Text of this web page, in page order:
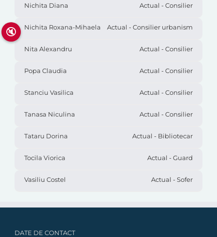
Nichita Diana Actual - Consilier
Nichita Roxana-Mihaela Actual - Consilier urbanism
Nita Alexandru Actual - Consilier
Popa Claudia Actual - Consilier
Stanciu Vasilica Actual - Consilier
Tanasa Niculina Actual - Consilier
Tataru Dorina Actual - Bibliotecar
Tocila Viorica Actual - Guard
Vasiliu Costel Actual - Sofer
DATE DE CONTACT
🔇